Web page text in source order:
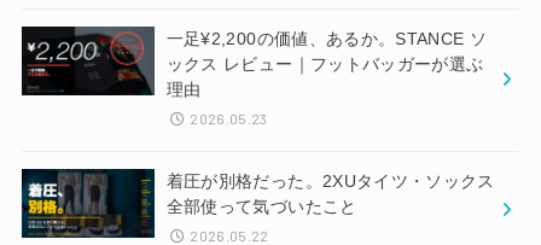
一足¥2,200の価値、あるか。STANCE ソ
ックス レビュー｜フットバッガーが選ぶ
理由
2026.05.23
着圧が別格だった。2XUタイツ・ソックス
全部使って気づいたこと
2026.05.22